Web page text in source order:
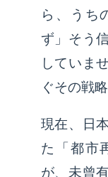
ら、うち
ず」そう
していま
ぐその戦
現在、日
た「都市
が、未曾